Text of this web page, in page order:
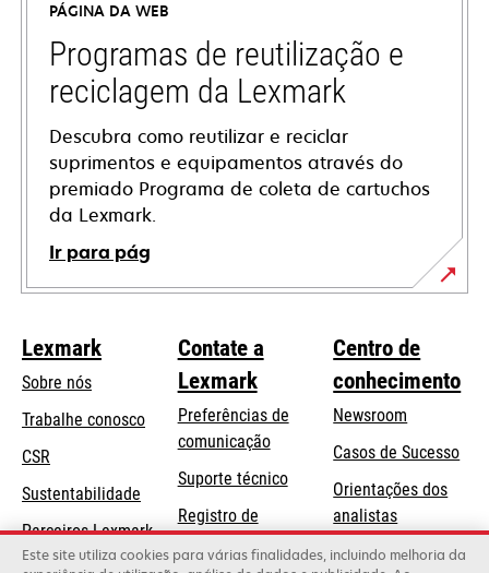
nova
guia
PÁGINA DA WEB
Programas de reutilização e
reciclagem da Lexmark
Descubra como reutilizar e reciclar
suprimentos e equipamentos através do
premiado Programa de coleta de cartuchos
da Lexmark.
Ir para pág
Lexmark
Sobre nós
Trabalhe conosco
CSR
Sustentabilidade
Parceiros Lexmark
Contate a
Lexmark
Preferências de
comunicação
Suporte técnicoabre
uma
nova
Registro de
produtos
Centro de
conhecimento
Newsroom
Casos de Sucesso
Orientações dos
analistas
Blog Lexmark
Este site utiliza cookies para várias finalidades, incluindo melhoria da